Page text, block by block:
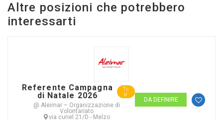
Altre posizioni che potrebbero
interessarti
Referente Campagna
di Natale 2026
To
p
@ Aleimar – Organizzazione di
Volontariato
via curiel 21/D - Melzo
DA DEFINIRE